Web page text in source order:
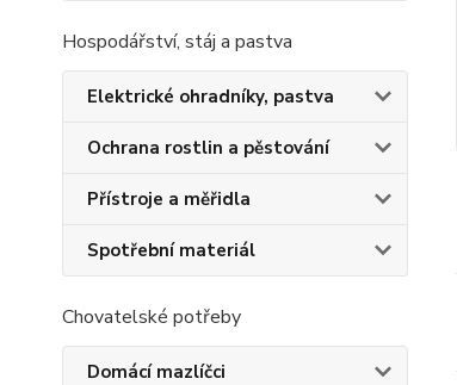
Hospodářství, stáj a pastva
Elektrické ohradníky, pastva
Ochrana rostlin a pěstování
Přístroje a měřidla
Spotřební materiál
Chovatelské potřeby
Domácí mazlíčci